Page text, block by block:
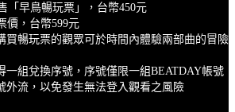
「早鳥暢玩票」，台幣450元
價，台幣599元
買暢玩票的觀眾可於時間內體驗兩部曲的冒險
一組兌換序號，序號僅限一組BEATDAY帳號
外流，以免發生無法登入觀看之風險